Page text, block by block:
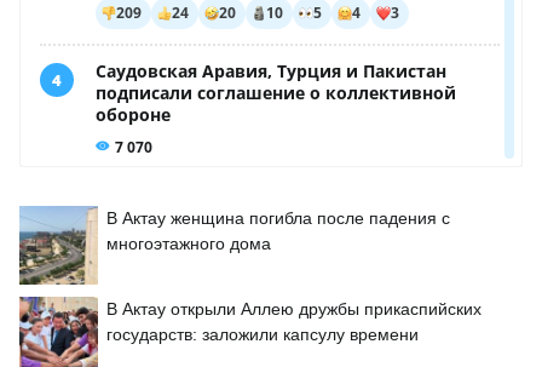
В Актау женщина погибла после падения с
многоэтажного дома
В Актау открыли Аллею дружбы прикаспийских
государств: заложили капсулу времени